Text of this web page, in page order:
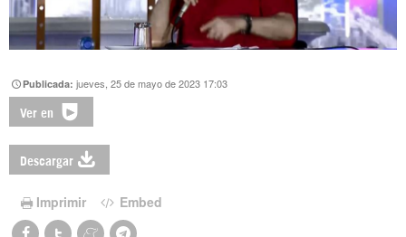
Publicada:jueves, 25 de mayo de 2023 17:03
Ver en
Descargar
Imprimir Embed